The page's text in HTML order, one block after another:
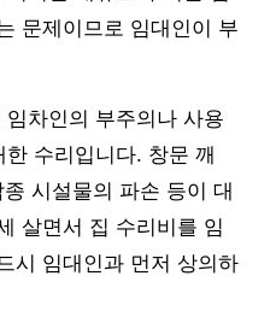
문제이므로 임대인이 부
차인의 부주의나 사용
수리입니다. 창문 깨
시설물의 파손 등이 대
살면서 집 수리비를 임
시 임대인과 먼저 상의하